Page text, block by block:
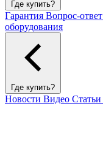
Где купить?
Гарантия Вопрос-ответ
оборудования
Где купить?
Новости Видео Статьи